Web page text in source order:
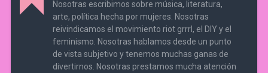
Nosotras escribimos sobre música, literatura,
arte, política hecha por mujeres. Nosotras
reivindicamos el movimiento riot grrrl, el DIY y el
feminismo. Nosotras hablamos desde un punto
de vista subjetivo y tenemos muchas ganas de
divertirnos. Nosotras prestamos mucha atención